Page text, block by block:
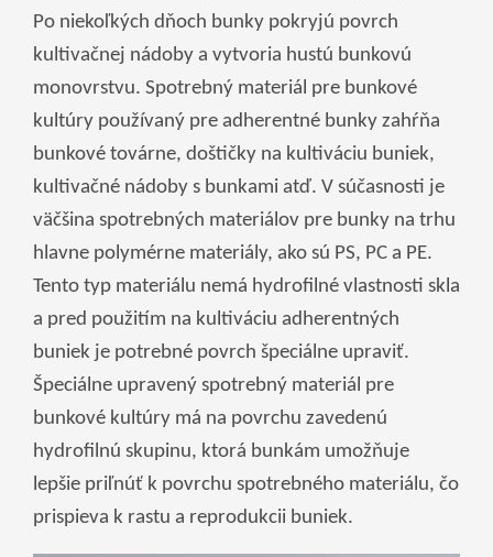
Latinus
latviski
Melayu
Malti
فارسی
Polski عربي
Română
русский
slovenský
svenska
Po niekoľkých dňoch bunky pokryjú povrch
kultivačnej nádoby a vytvoria hustú bunkovú
monovrstvu. Spotrebný materiál pre bunkové
kultúry používaný pre adherentné bunky zahŕňa
bunkové továrne, doštičky na kultiváciu buniek,
kultivačné nádoby s bunkami atď. V súčasnosti je
väčšina spotrebných materiálov pre bunky na trhu
hlavne polymérne materiály, ako sú PS, PC a PE.
Tento typ materiálu nemá hydrofilné vlastnosti skla
a pred použitím na kultiváciu adherentných
buniek je potrebné povrch špeciálne upraviť.
Špeciálne upravený spotrebný materiál pre
bunkové kultúry má na povrchu zavedenú
hydrofilnú skupinu, ktorá bunkám umožňuje
lepšie priľnúť k povrchu spotrebného materiálu, čo
prispieva k rastu a reprodukcii buniek.